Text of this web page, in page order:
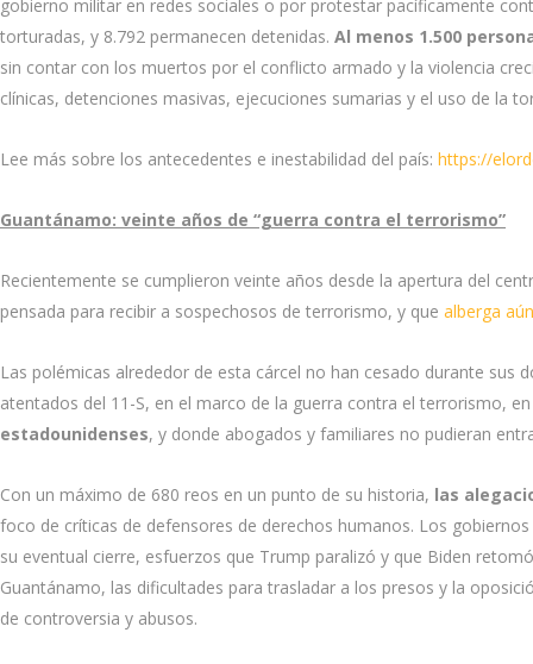
gobierno militar en redes sociales o por protestar pacíficamente
torturadas, y 8.792 permanecen detenidas. Al menos 1.500
sin contar con los muertos por el conflicto armado y la violencia
clínicas, detenciones masivas, ejecuciones sumarias y el uso de la
Lee más sobre los antecedentes e inestabilidad del país: https://
Guantánamo: veinte años de “guerra contra el terrorismo”
Recientemente se cumplieron veinte años desde la apertura del
pensada para recibir a sospechosos de terrorismo, y que alberga
Las polémicas alrededor de esta cárcel no han cesado durante sus
atentados del 11-S, en el marco de la guerra contra el terrorismo,
estadounidenses, y donde abogados y familiares no pudieran
Con un máximo de 680 reos en un punto de su historia, las
foco de críticas de defensores de derechos humanos. Los
su eventual cierre, esfuerzos que Trump paralizó y que Biden
Guantánamo, las dificultades para trasladar a los presos y la
de controversia y abusos.